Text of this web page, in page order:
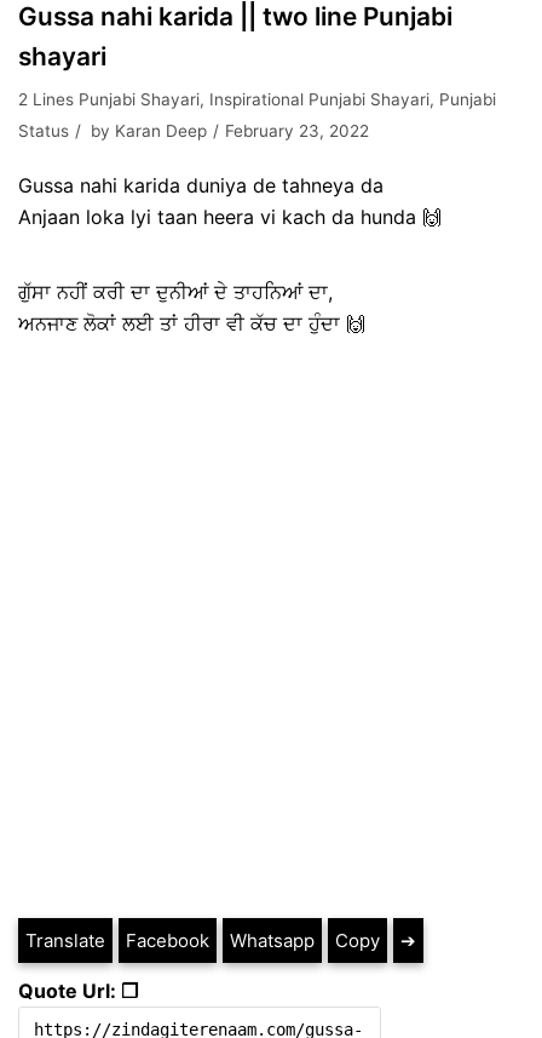
Gussa nahi karida || two line Punjabi
shayari
2 Lines Punjabi Shayari, Inspirational Punjabi Shayari, Punjabi
Status
by Karan Deep February 23, 2022
Gussa nahi karida duniya de tahneya da
Anjaan loka lyi taan heera vi kach da hunda 🙌
ਗੁੱਸਾ ਨਹੀਂ ਕਰੀ ਦਾ ਦੁਨੀਆਂ ਦੇ ਤਾਹਨਿਆਂ ਦਾ,
ਅਨਜਾਣ ਲੋਕਾਂ ਲਈ ਤਾਂ ਹੀਰਾ ਵੀ ਕੱਚ ਦਾ ਹੁੰਦਾ 🙌
Translate Facebook Whatsapp Copy ➔
Quote Url: ❐